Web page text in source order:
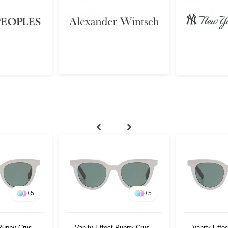
+5 +5